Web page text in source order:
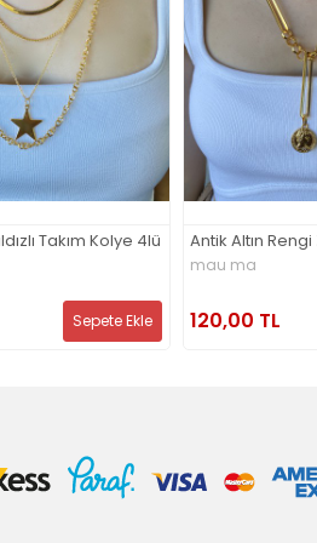
Zincir Kolye
Sepete Ekle
Yıldız ve Taş
Kolye
mau ma
120,00 TL